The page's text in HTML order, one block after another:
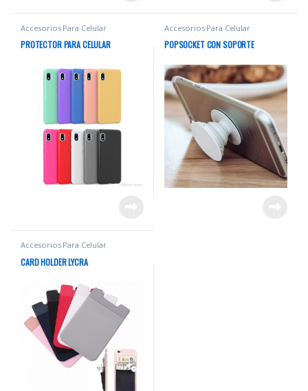
Accesorios Para Celular
PROTECTOR PARA CELULAR
Accesorios Para Celular
POPSOCKET CON SOPORTE
Accesorios Para Celular
CARD HOLDER LYCRA